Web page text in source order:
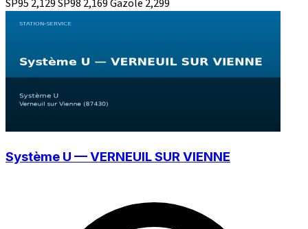
SP95 2,129SP98 2,169Gazole 2,299
Système U — VERNEUIL SUR VIENNE